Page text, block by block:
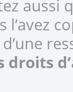
aussi
droits